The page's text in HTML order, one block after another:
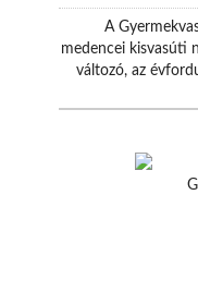
A
medencei kisvasúti
változó, az